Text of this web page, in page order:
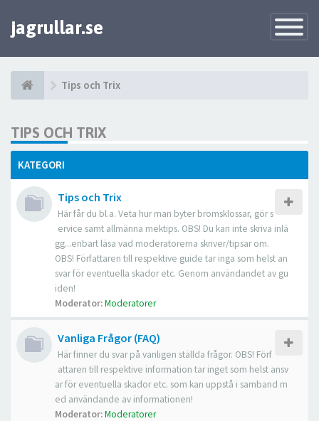
Toggle
jagrullar.se
Tips och Trix
TIPS OCH TRIX
KATEGORI
Tips och Trix
Här får du bl.a. Veta hur man byter bromsklossar, gör s
ervice samt allmänna mektips. OBS! Du kan inte skriva inlä
gg...enbart läsa vad moderatorerna skriver/tipsar om.
OBS! Författaren till respektive guide tar inga som helst an
svar för eventuella skador etc. Genom användandet av gu
iden!
Moderator:Moderatorer
Vanliga Frågor (FAQ)
Här finner du svar på vanligen ställda frågor. OBS! Förf
attaren till respektive information tar inget som helst ansv
ar för eventuella skador etc. som kan uppstå i samband m
ed användande av informationen!
Moderator:Moderatorer